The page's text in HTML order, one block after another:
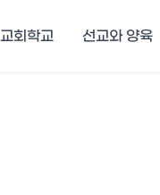
교회학교 선교와 양육